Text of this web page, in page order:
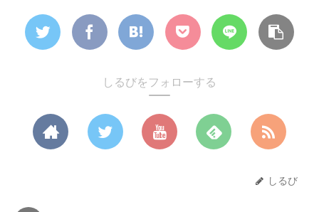
しるびをフォローする
しるび